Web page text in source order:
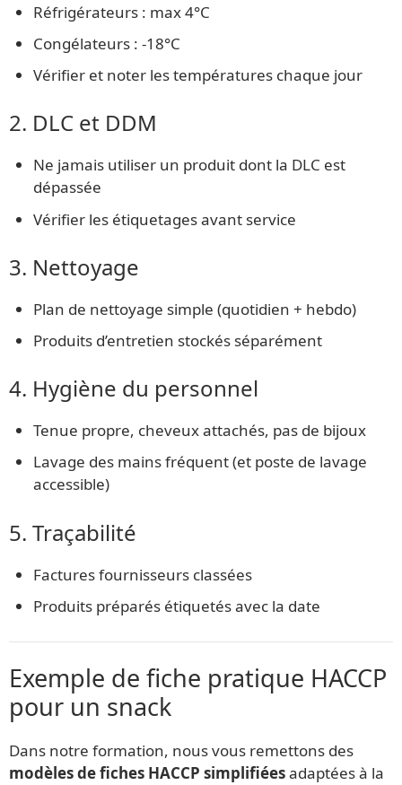
Réfrigérateurs : max 4°C
Congélateurs : -18°C
Vérifier et noter les températures chaque jour
2. DLC et DDM
Ne jamais utiliser un produit dont la DLC est
dépassée
Vérifier les étiquetages avant service
3. Nettoyage
Plan de nettoyage simple (quotidien + hebdo)
Produits d’entretien stockés séparément
4. Hygiène du personnel
Tenue propre, cheveux attachés, pas de bijoux
Lavage des mains fréquent (et poste de lavage
accessible)
5. Traçabilité
Factures fournisseurs classées
Produits préparés étiquetés avec la date
Exemple de fiche pratique HACCP
pour un snack
Dans notre formation, nous vous remettons des
modèles de fiches HACCP simplifiéesadaptées à la